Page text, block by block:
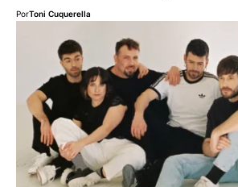
PorToni Cuquerella